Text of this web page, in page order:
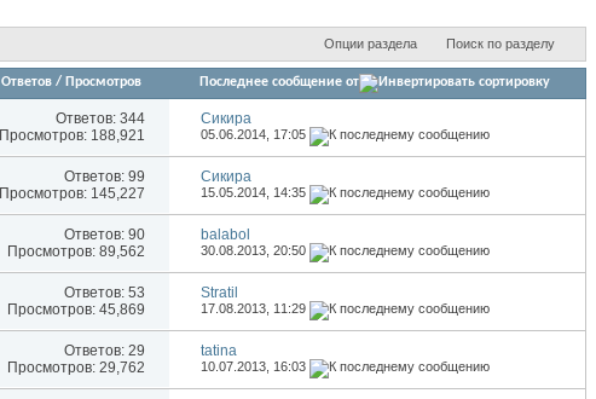
Опции раздела Поиск по разделу
Ответов / Просмотров Последнее сообщение от
Ответов: 344
Просмотров: 188,921
Сикира
05.06.2014, 17:05
Ответов: 99
Просмотров: 145,227
Сикира
15.05.2014, 14:35
Ответов: 90
Просмотров: 89,562
balabol
30.08.2013,20:50
Ответов: 53
Просмотров: 45,869
Stratil
17.08.2013, 11:29
Ответов: 29
Просмотров: 29,762
tatina
10.07.2013, 16:03